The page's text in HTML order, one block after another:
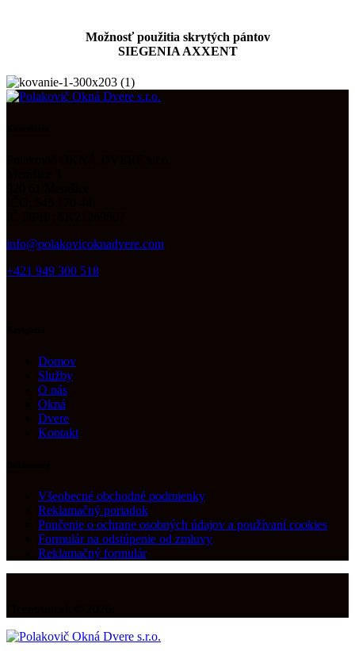
Možnosť použitia skrytých pántov
SIEGENIA AXXENT
info@polakovicoknadvere.com
+421 949 300 518
Domov
Služby
O nás
Okná
Dvere
Kontakt
Všeobecné obchodné podmienky
Reklamačný poriadok
Poučenie o ochrane osobných údajov a používaní cookies
Formulár na odstúpenie od zmluvy
Reklamačný formulár